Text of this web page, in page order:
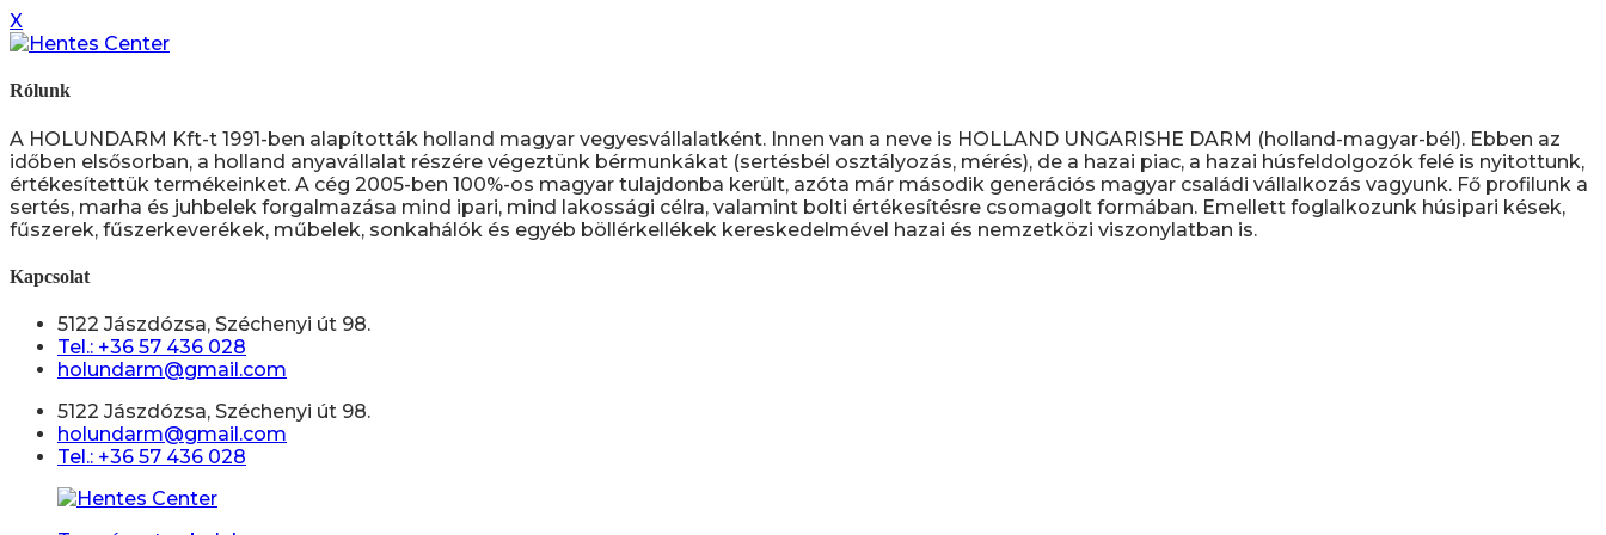
X
Rólunk
A HOLUNDARM Kft-t 1991-ben alapították holland magyar vegyesvállalatként. Innen van a neve is HOLLAND UNGARISHE DARM (holland-magyar-bél). Ebben az
időben elsősorban, a holland anyavállalat részére végeztünk bérmunkákat (sertésbél osztályozás, mérés), de a hazai piac, a hazai húsfeldolgozók felé is nyitottunk,
értékesítettük termékeinket. A cég 2005-ben 100%-os magyar tulajdonba került, azóta már második generációs magyar családi vállalkozás vagyunk. Fő profilunk a
sertés, marha és juhbelek forgalmazása mind ipari, mind lakossági célra, valamint bolti értékesítésre csomagolt formában. Emellett foglalkozunk húsipari kések,
fűszerek, fűszerkeverékek, műbelek, sonkahálók és egyéb böllérkellékek kereskedelmével hazai és nemzetközi viszonylatban is.
Kapcsolat
5122 Jászdózsa, Széchenyi út 98.
Tel.: +36 57 436 028
holundarm@gmail.com
5122 Jászdózsa, Széchenyi út 98.
holundarm@gmail.com
Tel.: +36 57 436 028